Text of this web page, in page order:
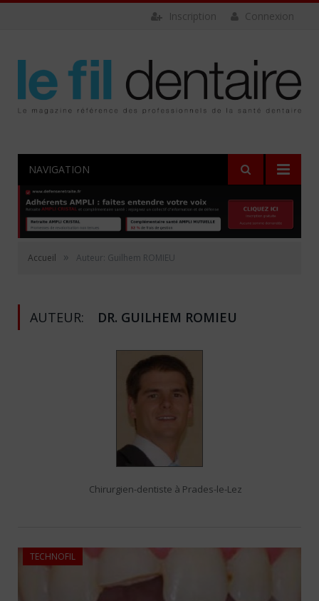
Connexion
Inscription
NAVIGATION
Accueil » Auteur: Guilhem ROMIEU
AUTEUR: DR. GUILHEM ROMIEU
Chirurgien-dentiste à Prades-le-Lez
TECHNOFIL